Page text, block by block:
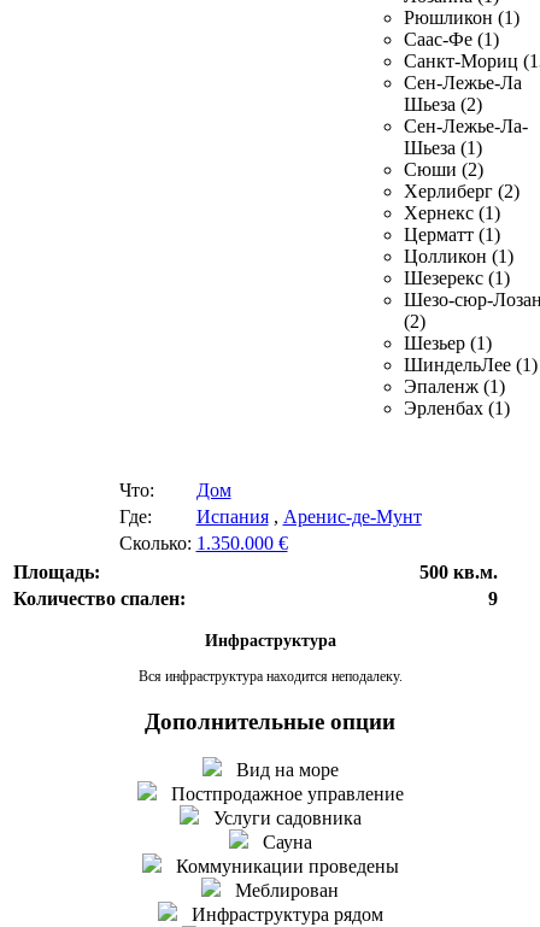
Рюшликон (1)
Саас-Фе (1)
Санкт-Мориц
Сен-Лежье-Ла
Шьеза (2)
Сен-Лежье-Ла-
Шьеза (1)
Сюши (2)
Херлиберг (2)
Хернекс (1)
Церматт (1)
Цолликон (1)
Шезерекс (1)
Шезо-сюр-
(2)
Шезьер (1)
ШиндельЛее (1)
Эпаленж (1)
Эрленбах (1)
Что:
Дом
Где:
Испания, Аренис-де-Мунт
Сколько: 1.350.000 €
Площадь:
500 кв.м.
Количество спален:
9
Инфраструктура
Вся инфраструктура находится неподалеку.
Дополнительные опции
Вид на море
Постпродажное управление
Услуги садовника
Сауна
Коммуникации проведены
Меблирован
Инфраструктура рядом